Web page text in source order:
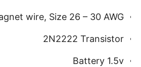
Magnet wire, Size 26 – 30 AWG.
2N2222 Transistor
Battery 1.5v